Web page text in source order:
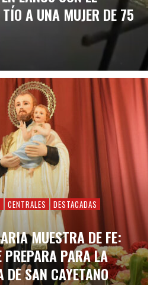
A UNA MUJER DE 75
CENTRALES
DESTACADAS
MUESTRA DE FE:
PREPARA PARA LA
DE SAN CAYETANO